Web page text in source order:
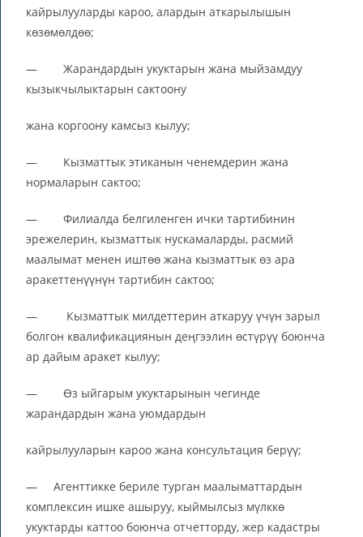
кайрылууларды кароо, алардын аткарылышын
көзөмөлдөө;
— Жарандардын укуктарын жана мыйзамдуу
кызыкчылыктарын сактоону
жана коргоону камсыз кылуу;
— Кызматтык этиканын ченемдерин жана
нормаларын сактоо;
— Филиалда белгиленген ички тартибинин
эрежелерин, кызматтык нускамаларды, расмий
маалымат менен иштөө жана кызматтык өз ара
аракеттенүүнүн тартибин сактоо;
— Кызматтык милдеттерин аткаруу үчүн зарыл
болгон квалификациянын деңгээлин өстүрүү боюнча
ар дайым аракет кылуу;
— Өз ыйгарым укуктарынын чегинде
жарандардын жана уюмдардын
кайрылууларын кароо жана консультация берүү;
— Агенттикке бериле турган маалыматтардын
комплексин ишке ашыруу, кыймылсыз мүлккө
укуктарды каттоо боюнча отчетторду, жер кадастры